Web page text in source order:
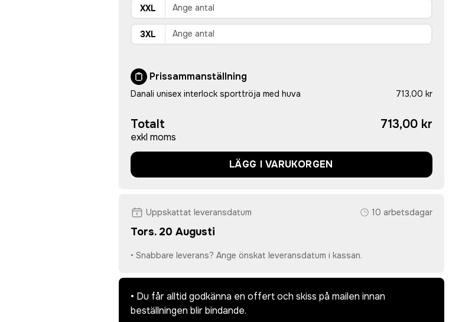
XXL
3XL
Prissammanställning
Danali unisex interlock sporttröja med huva 713,00 kr
Totalt
exkl moms
713,00 kr
LÄGG I VARUKORGEN
Uppskattat leveransdatum 10 arbetsdagar
Tors. 20 Augusti
• Snabbare leverans? Ange önskat leveransdatum i kassan.
• Du får alltid godkänna en offert och skiss på mailen innan
beställningen blir bindande.